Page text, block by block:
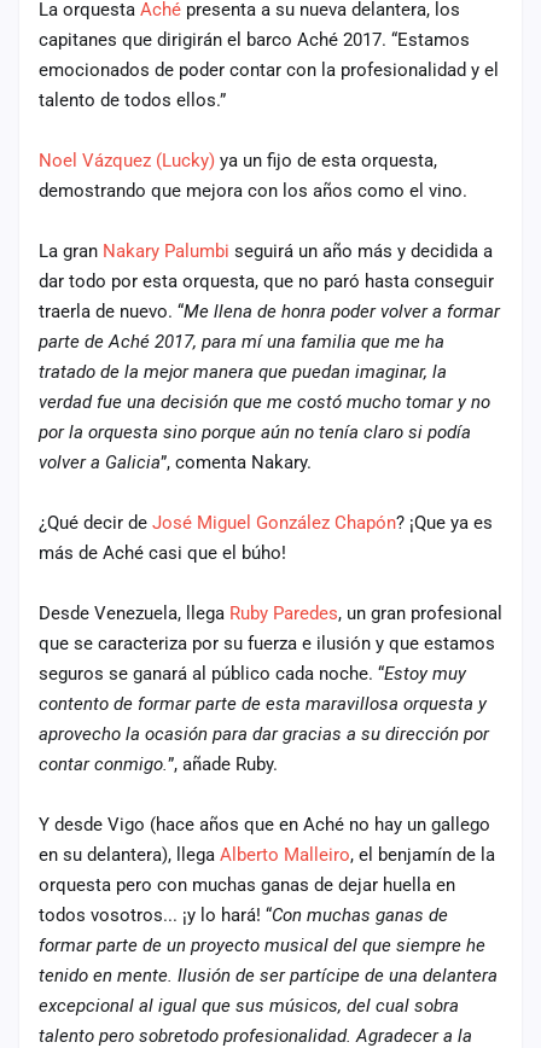
La orquesta Aché presenta a su nueva delantera, los
capitanes que dirigirán el barco Aché 2017. “Estamos
emocionados de poder contar con la profesionalidad y el
talento de todos ellos.”
Noel Vázquez (Lucky) ya un fijo de esta orquesta,
demostrando que mejora con los años como el vino.
La gran Nakary Palumbi seguirá un año más y decidida a
dar todo por esta orquesta, que no paró hasta conseguir
traerla de nuevo. “Me llena de honra poder volver a formar
parte de Aché 2017, para mí una familia que me ha
tratado de la mejor manera que puedan imaginar, la
verdad fue una decisión que me costó mucho tomar y no
por la orquesta sino porque aún no tenía claro si podía
volver a Galicia”, comenta Nakary.
¿Qué decir de José Miguel González Chapón? ¡Que ya es
más de Aché casi que el búho!
Desde Venezuela, llega Ruby Paredes, un gran profesional
que se caracteriza por su fuerza e ilusión y que estamos
seguros se ganará al público cada noche. “Estoy muy
contento de formar parte de esta maravillosa orquesta y
aprovecho la ocasión para dar gracias a su dirección por
contar conmigo.”, añade Ruby.
Y desde Vigo (hace años que en Aché no hay un gallego
en su delantera), llega Alberto Malleiro, el benjamín de la
orquesta pero con muchas ganas de dejar huella en
todos vosotros... ¡y lo hará! “Con muchas ganas de
formar parte de un proyecto musical del que siempre he
tenido en mente. Ilusión de ser partícipe de una delantera
excepcional al igual que sus músicos, del cual sobra
talento pero sobretodo profesionalidad. Agradecer a la
cuenta
Administración